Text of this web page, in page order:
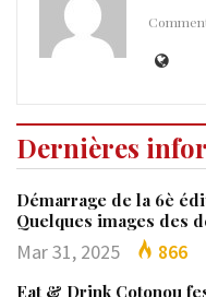
Dernières
Démarrage de la 6è
Quelques images des
Mar 31, 2025 866
Eat & Drink Cotonou